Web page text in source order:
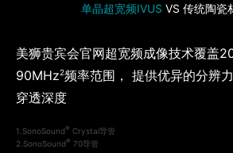
单晶超宽频IVUS VS 传统陶瓷
美狮贵宾会官网超宽频成像技术覆盖
90MHz2频率范围， 提供优异的分辨
穿透深度
1.SonoSound® Crystal导管
2.SonoSound® 70导管